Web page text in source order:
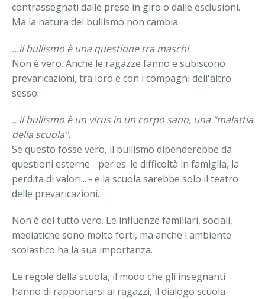
contrassegnati dalle prese in giro o dalle esclusioni.
Ma la natura del bullismo non cambia.
...il bullismo è una questione tra maschi.
Non è vero. Anche le ragazze fanno e subiscono
prevaricazioni, tra loro e con i compagni dell'altro
sesso.
...il bullismo è un virus in un corpo sano, una "malattia
della scuola".
Se questo fosse vero, il bullismo dipenderebbe da
questioni esterne - per es. le difficoltà in famiglia, la
perdita di valori... - e la scuola sarebbe solo il teatro
delle prevaricazioni.
Non è del tutto vero. Le influenze familiari, sociali,
mediatiche sono molto forti, ma anche l'ambiente
scolastico ha la sua importanza.
Le regole della scuola, il modo che gli insegnanti
hanno di rapportarsi ai ragazzi, il dialogo scuola-